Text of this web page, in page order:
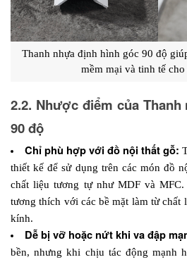
Thanh nhựa định hình góc 90 độ
mềm mại và tinh tế
2.2. Nhược điểm của
90 độ
Chỉ phù hợp với đồ nội thất gỗ:
thiết kế để sử dụng trên các món đồ
chất liệu tương tự như MDF và
tương thích với các bề mặt làm từ
kính.
Dễ bị vỡ hoặc nứt khi va đập
bền, nhưng khi chịu tác động mạnh